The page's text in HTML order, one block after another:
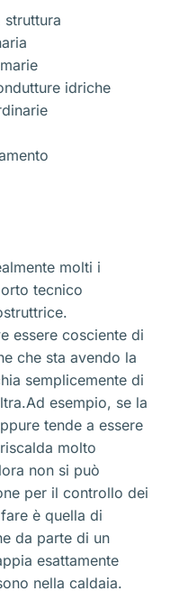
struttura
idriche
molti i
tecnico
essere cosciente di
che sta avendo la
semplicemente di
esempio, se la
tende a essere
molto
non si può
per il controllo dei
è quella di
da parte di un
esattamente
nella caldaia.